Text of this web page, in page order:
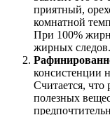
приятный,
комнатной
При 100%
жирных следов.
консистенции
Считается, что
полезных